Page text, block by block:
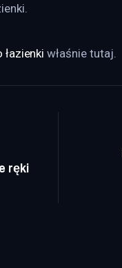
łazienki właśnie tutaj.
ręki